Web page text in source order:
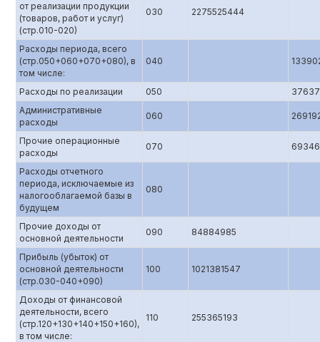
от реализации продукции
(товаров, работ и услуг)
(стр.010-020)
030 2275525444
Расходы периода, всего
(стр.050+060+070+080), в
том числе:
040
Расходы по реализации 050
Административные
расходы
060
Прочие операционные
расходы
070
Расходы отчетного
периода, исключаемые из
налогооблагаемой базы в
будущем
080
Прочие доходы от
основной деятельности
090 84884985
Прибыль (убыток) от
основной деятельности
(стр.0З0-040+090)
100 1021381547
Доходы от финансовой
деятельности, всего
(стр.120+130+140+150+160),
в том числе:
110 255365193